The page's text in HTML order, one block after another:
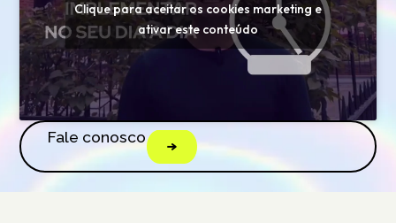
Clique para aceitar os cookies marketing e
ativar este conteúdo
Fale conosco